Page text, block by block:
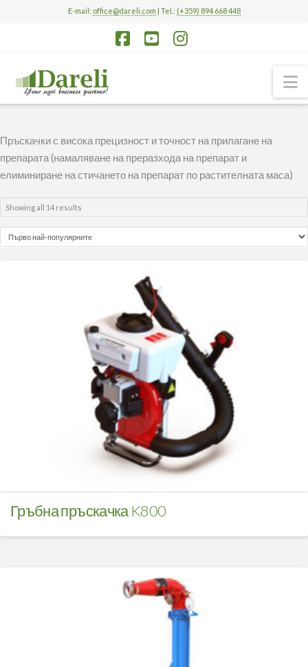
E-mail: office@dareli.com | Tel.: (+359) 894 668 448
Пръскачки с висока прецизност и точност на прилагане на
препарата (намаляване на преразхода на препарат и
елиминиране на стичането на препарат по растителната маса)
Showing all 14 results
Гръбна пръскачка K800